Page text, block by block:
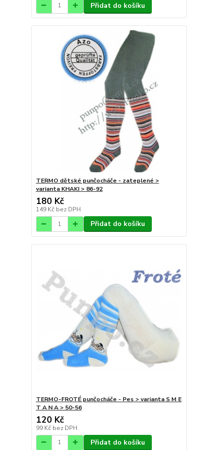
Přidat do košíku
TERMO dětské punčocháče - zateplené >
varianta KHAKI > 86-92
180 Kč
149 Kč bez DPH
Přidat do košíku
TERMO-FROTÉ punčocháče - Pes > varianta S M E
T A N A > 50-56
120 Kč
99 Kč bez DPH
Přidat do košíku